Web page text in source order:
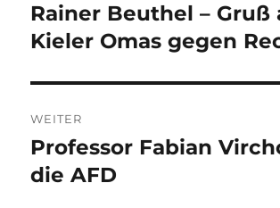
Vorheriger
Beitrag:
Rainer Beuthel – Gruß
Kieler Omas gegen
WEITER
Nächster
Beitrag:
Professor Fabian
die AFD